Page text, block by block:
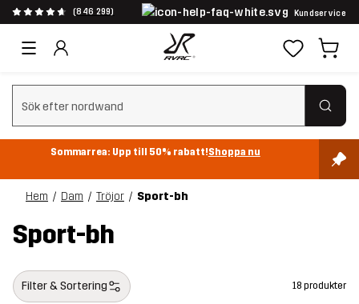
(846 299) Kundservice
Rensa sök
Sommarrea: Upp till 50% rabatt!Shoppa nu
Hem Dam Tröjor Sport-bh
Sport-bh
Filter & Sortering 18 produkter